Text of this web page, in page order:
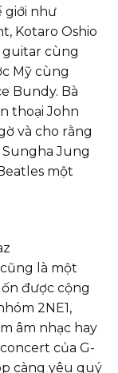
giới như
Kotaro Oshio
guitar cùng
Mỹ cùng
Bundy. Bà
thoại John
và cho rằng
Jung
một
là một
được cộng
2NE1,
âm nhạc hay
của G-
càng yêu quý